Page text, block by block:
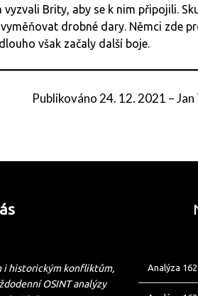
vyzvali Brity, aby se k nim připojili.
drobné dary. Němci zde
však začaly další boje.
Publikováno 24. 12. 2021 –Jan
i historickým konfliktům,
OSINT analýzy
Analýza